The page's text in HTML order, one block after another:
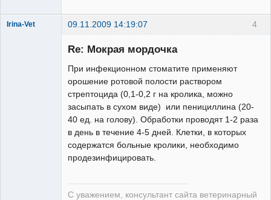
4
Irina-Vet 09.11.2009 14:19:07
Re: Мокрая мордочка
При инфекционном стоматите применяют
орошение ротовой полости раствором
стрептоцида (0,1-0,2 г на кролика, можно
засыпать в сухом виде) или пенициллина (20-
40 ед. на голову). Обработки проводят 1-2 раза
в день в течение 4-5 дней. Клетки, в которых
содержатся больные кролики, необходимо
продезинфицировать.
С уважением, консультант сайта ветеринарный